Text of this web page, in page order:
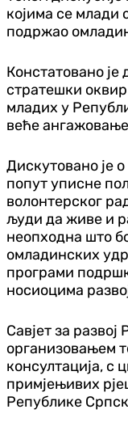
којима се млади
подржао
Констатовано је
стратешки
младих у
веће
Дискутовано је
попут уписне
волонтерског
људи да живе и
неопходна што
омладинских
програми
носиоцима
Савјет за
организовањем
консултација, с
примјењивих
Републике